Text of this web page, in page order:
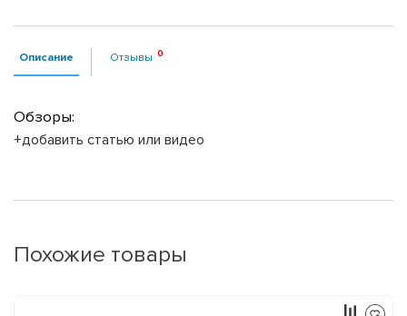
Описание Отзывы
Обзоры:
+добавить статью или видео
Похожие товары